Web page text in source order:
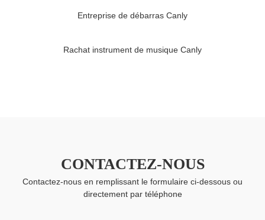
Entreprise de débarras Canly
Rachat instrument de musique Canly
CONTACTEZ-NOUS
Contactez-nous en remplissant le formulaire ci-dessous ou
directement par téléphone